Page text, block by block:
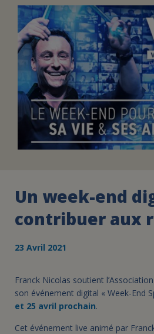
FAIRE UN
ASSURANCE
ESPACE
JE DEVIENS
BÉNÉVOLE
Un week-end
contribuer aux
23 Avril 2021
Franck Nicolas soutient
son événement digital « Week-End
et 25 avril prochain.
Cet événement live animé par